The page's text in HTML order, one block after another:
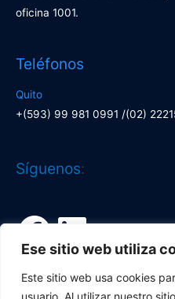
Ese sitio web utiliza
Este sitio web usa cookies
usuario. Al utilizar nuestro
oficina 1001.
Teléfonos
Quito
+(593) 99 981 0991 /(02)
Síguenos:
Facebook